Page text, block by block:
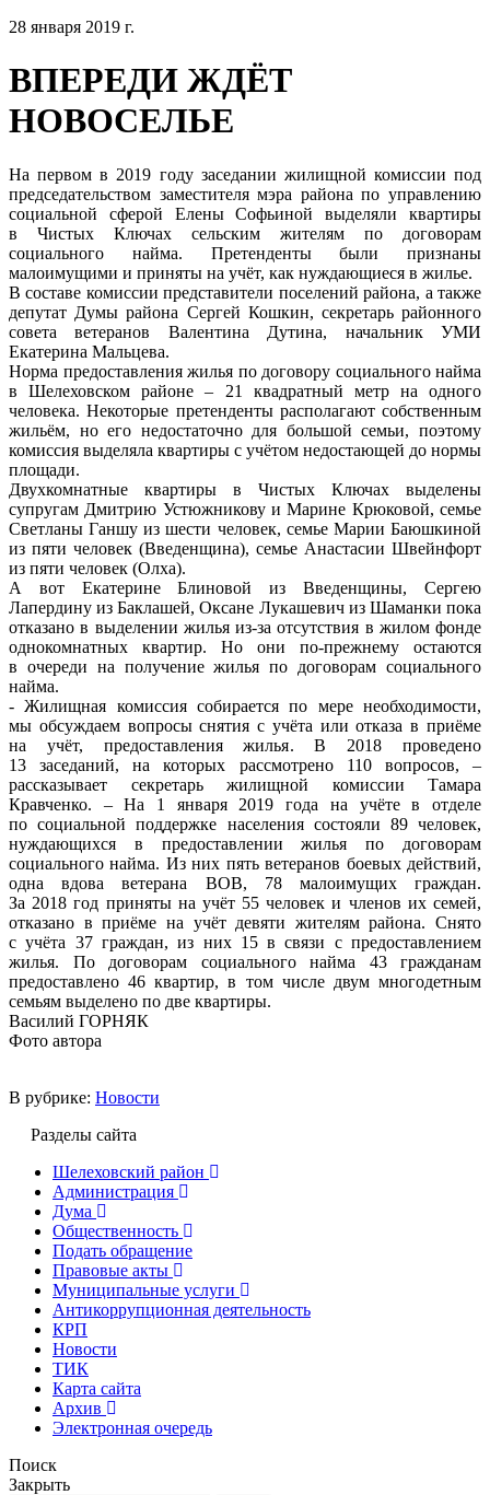
28 января 2019 г.
ВПЕРЕДИ ЖДЁТ
НОВОСЕЛЬЕ
На первом в 2019 году заседании жилищной комиссии под
председательством заместителя мэра района по управлению
социальной сферой Елены Софьиной выделяли квартиры
в Чистых Ключах сельским жителям по договорам
социального найма. Претенденты были признаны
малоимущими и приняты на учёт, как нуждающиеся в жилье.
В составе комиссии представители поселений района, а также
депутат Думы района Сергей Кошкин, секретарь районного
совета ветеранов Валентина Дутина, начальник УМИ
Екатерина Мальцева.
Норма предоставления жилья по договору социального найма
в Шелеховском районе – 21 квадратный метр на одного
человека. Некоторые претенденты располагают собственным
жильём, но его недостаточно для большой семьи, поэтому
комиссия выделяла квартиры с учётом недостающей до нормы
площади.
Двухкомнатные квартиры в Чистых Ключах выделены
супругам Дмитрию Устюжникову и Марине Крюковой, семье
Светланы Ганшу из шести человек, семье Марии Баюшкиной
из пяти человек (Введенщина), семье Анастасии Швейнфорт
из пяти человек (Олха).
А вот Екатерине Блиновой из Введенщины, Сергею
Лапердину из Баклашей, Оксане Лукашевич из Шаманки пока
отказано в выделении жилья из-за отсутствия в жилом фонде
однокомнатных квартир. Но они по-прежнему остаются
в очереди на получение жилья по договорам социального
найма.
- Жилищная комиссия собирается по мере необходимости,
мы обсуждаем вопросы снятия с учёта или отказа в приёме
на учёт, предоставления жилья. В 2018 проведено
13 заседаний, на которых рассмотрено 110 вопросов, –
рассказывает секретарь жилищной комиссии Тамара
Кравченко. – На 1 января 2019 года на учёте в отделе
по социальной поддержке населения состояли 89 человек,
нуждающихся в предоставлении жилья по договорам
социального найма. Из них пять ветеранов боевых действий,
одна вдова ветерана ВОВ, 78 малоимущих граждан.
За 2018 год приняты на учёт 55 человек и членов их семей,
отказано в приёме на учёт девяти жителям района. Снято
с учёта 37 граждан, из них 15 в связи с предоставлением
жилья. По договорам социального найма 43 гражданам
предоставлено 46 квартир, в том числе двум многодетным
семьям выделено по две квартиры.
Василий ГОРНЯК
Фото автора
В рубрике: Новости
Разделы сайта
Шелеховский район
Администрация
Дума
Общественность
Подать обращение
Правовые акты
Муниципальные услуги
Антикоррупционная деятельность
КРП
Новости
ТИК
Карта сайта
Архив
Электронная очередь
Поиск
Закрыть